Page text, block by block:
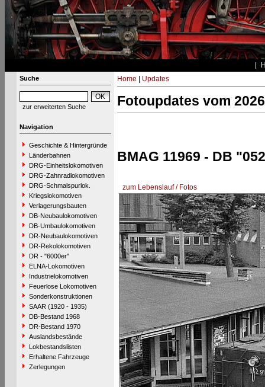
Suche
zur erweiterten Suche
Navigation
Geschichte & Hintergründe
Länderbahnen
DRG-Einheitslokomotiven
DRG-Zahnradlokomotiven
DRG-Schmalspurlok.
Kriegslokomotiven
Verlagerungsbauten
DB-Neubaulokomotiven
DB-Umbaulokomotiven
DR-Neubaulokomotiven
DR-Rekolokomotiven
DR - "6000er"
ELNA-Lokomotiven
Industrielokomotiven
Feuerlose Lokomotiven
Sonderkonstruktionen
SAAR (1920 - 1935)
DB-Bestand 1968
DR-Bestand 1970
Auslandsbestände
Lokbestandslisten
Erhaltene Fahrzeuge
Zerlegungen
Home Updates
Fotoupdates vom
BMAG 11969 - DB
zum Lebenslauf / Fotos